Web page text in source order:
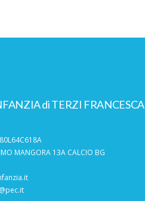
di TERZI FRANCESCA
MANGORA 13A CALCIO BG